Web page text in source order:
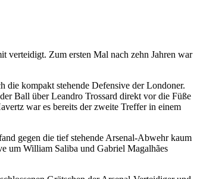
verteidigt. Zum ersten Mal nach zehn Jahren war
die kompakt stehende Defensive der Londoner.
Ball über Leandro Trossard direkt vor die Füße
war es bereits der zweite Treffer in einem
gegen die tief stehende Arsenal-Abwehr kaum
um William Saliba und Gabriel Magalhães